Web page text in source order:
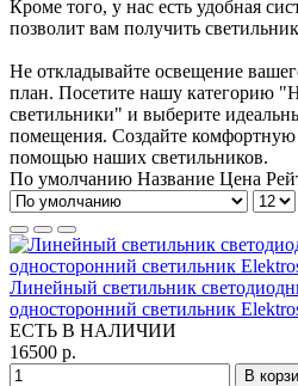
Кроме того, у нас есть удобная
позволит вам получить
Не откладывайте освещение
план. Посетите нашу категорию
светильники" и выберите
помещения. Создайте
помощью наших светильников.
По умолчанию Название Цена
Линейный светильник
односторонний светильник
ЕСТЬ В НАЛИЧИИ
16500 р.
В